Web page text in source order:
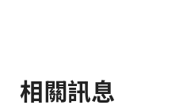
相關訊息